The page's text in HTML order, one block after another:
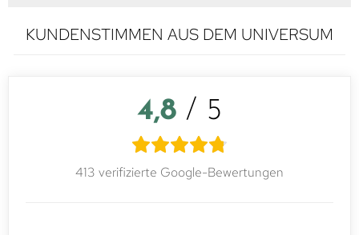
KUNDENSTIMMEN AUS DEM UNIVERSUM
4,8 / 5
413 verifizierte Google-Bewertungen